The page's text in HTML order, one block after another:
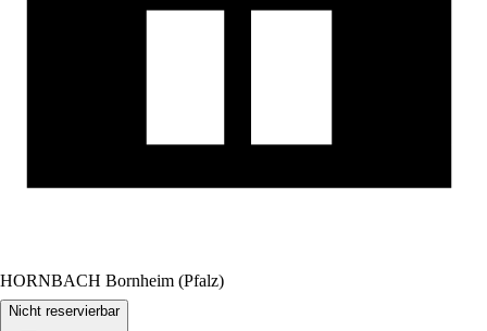
HORNBACH Bornheim (Pfalz)
Nicht reservierbar